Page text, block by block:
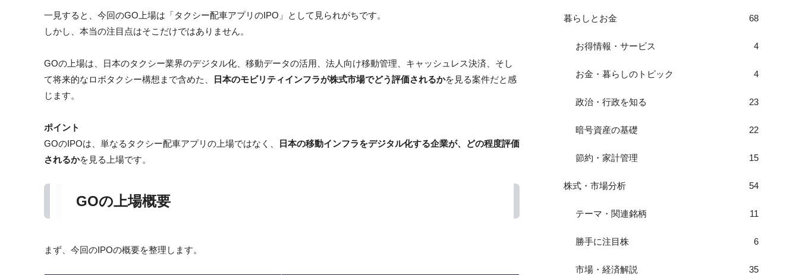
一見すると、今回のGO上場は「タクシー配車アプリのIPO」として見られがちです。
しかし、本当の注目点はそこだけではありません。
GOの上場は、日本のタクシー業界のデジタル化、移動データの活用、法人向け移動管理、キャッシュレス決済、そし
て将来的なロボタクシー構想まで含めた、
日本のモビリティインフラが株式市場でどう評価されるかを見る案件だと感
じます。
ポイント
GOのIPOは、単なるタクシー配車アプリの上場ではなく、
日本の移動インフラをデジタル化する企業が、どの程度評価
されるかを見る上場です。
GOの上場概要
まず、今回のIPOの概要を整理します。
暮らしとお金 68
お得情報・サービス 4
お金・暮らしのトピック 4
政治・行政を知る 23
暗号資産の基礎 22
節約・家計管理 15
株式・市場分析 54
テーマ・関連銘柄 11
勝手に注目株 6
市場・経済解説 35